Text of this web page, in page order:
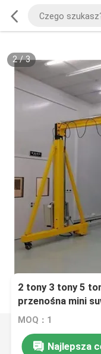
2/3
2 tony 3 tony 5
przenośna mini
MOQ：1
Najlepsza